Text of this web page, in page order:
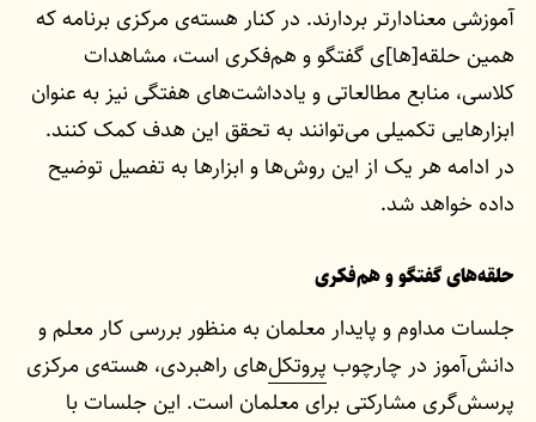
آموزشی معنادارتر بردارند. در کنار هسته‌ی مرکزی برنامه که
همین حلقه[‌ها]ی گفتگو و هم‌فکری است، مشاهدات
کلاسی، منابع مطالعاتی و یادداشت‌های هفتگی نیز به عنوان
ابزارهایی تکمیلی می‌توانند به تحقق این هدف کمک کنند.
در ادامه هر یک از این روش‌ها و ابزارها به تفصیل توضیح
داده خواهد شد.
حلقه‌های گفتگو و هم‌فکری
جلسات مداوم و پایدار معلمان به منظور بررسی کار معلم و
دانش‌آموز در چارچوب پروتکل‌های راهبردی، هسته‌ی مرکزی
پرسش‌گری مشارکتی برای معلمان است. این جلسات با